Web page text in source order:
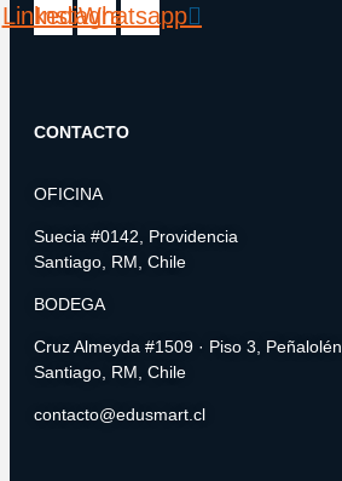
Linkedin
Instagram
Whatsapp
CONTACTO
OFICINA
Suecia #0142, Providencia
Santiago, RM, Chile
BODEGA
Cruz Almeyda #1509 · Piso 3, Peñalolén
Santiago, RM, Chile
contacto@edusmart.cl